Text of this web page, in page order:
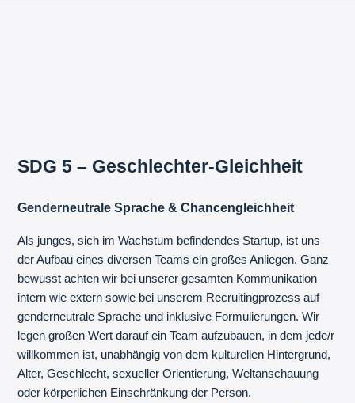
SDG 5 – Geschlechter-Gleichheit
Genderneutrale Sprache & Chancengleichheit
Als junges, sich im Wachstum befindendes Startup, ist uns
der Aufbau eines diversen Teams ein großes Anliegen. Ganz
bewusst achten wir bei unserer gesamten Kommunikation
intern wie extern sowie bei unserem Recruitingprozess auf
genderneutrale Sprache und inklusive Formulierungen. Wir
legen großen Wert darauf ein Team aufzubauen, in dem jede/r
willkommen ist, unabhängig von dem kulturellen Hintergrund,
Alter, Geschlecht, sexueller Orientierung, Weltanschauung
oder körperlichen Einschränkung der Person.